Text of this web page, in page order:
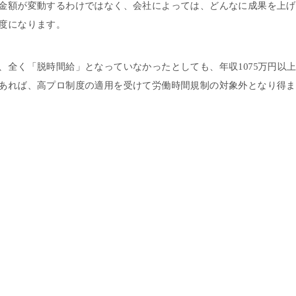
額が変動するわけではなく、会社によっては、どんなに成果を上げ
になります。
全く「脱時間給」となっていなかったとしても、年収1075万円以上
れば、高プロ制度の適用を受けて労働時間規制の対象外となり得ま